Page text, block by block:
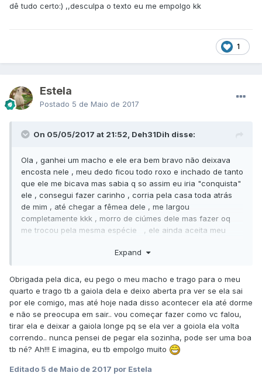
dê tudo certo:) ,,desculpa o texto eu me empolgo kk
1
Estela
Postado 5 de Maio de 2017
On 05/05/2017 at 21:52, Deh31Dih disse:
Ola , ganhei um macho e ele era bem bravo não deixava
encosta nele , meu dedo ficou todo roxo e inchado de tanto
que ele me bicava mas sabia q so assim eu iria "conquista"
ele , consegui fazer carinho , corria pela casa toda atrás
de mim , até chegar a fêmea dele , me largou
completamente kkk , morro de ciúmes dele mas fazer oq
me trocou pela mesma espécie , ele ainda aceita meu
ela estiver no chão e eu pega ele ele não fica , so faz
acontece , tenho um cara branca que estava todo todo na
casa de ave , feliz, vindo perto quando estava olhando as
psitas q tinha lá , quando eu comprei ele mudou chegou
bravo e infelizmente quebrou o bico , tem raiva de mim ate
hj , mas estou conseguindo pouco a pouco a conquista ele
, tiro ele meio q a força ponho a mão como se eu fosse
pegar ele e ele desce e sai da gaiola sozinho , aceita
não chega a doer mt só as vezes ,
Expand
Obrigada pela dica, eu pego o meu macho e trago para o meu
quarto e trago tb a gaiola dela e deixo aberta pra ver se ela sai
por ele comigo, mas até hoje nada disso acontecer ela até dorme
e não se preocupa em sair.. vou começar fazer como vc falou,
tirar ela e deixar a gaiola longe pq se ela ver a goiola ela volta
correndo.. nunca pensei de pegar ela sozinha, pode ser uma boa
tb né? Ah!!! E imagina, eu tb empolgo muito
Editado 5 de Maio de 2017 por Estela